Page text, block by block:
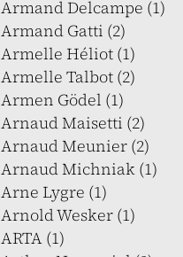
Armand Delcampe (1)
Armand Gatti (2)
Armelle Héliot (1)
Armelle Talbot (2)
Armen Gödel (1)
Arnaud Maisetti (2)
Arnaud Meunier (2)
Arnaud Michniak (1)
Arne Lygre (1)
Arnold Wesker (1)
ARTA (1)